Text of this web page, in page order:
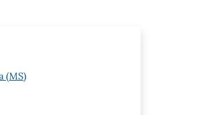
(MS)